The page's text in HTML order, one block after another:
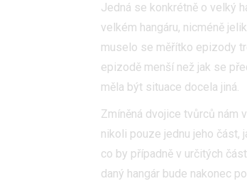
Jedná se konkrétně o velký
velkém hangáru, nicméně
muselo se měřítko epizody
epizodě menší než jak se
měla být situace docela jiná.
Zmíněná dvojice tvůrců nám
nikoli pouze jednu jeho část,
co by případně v určitých
daný hangár bude nakonec